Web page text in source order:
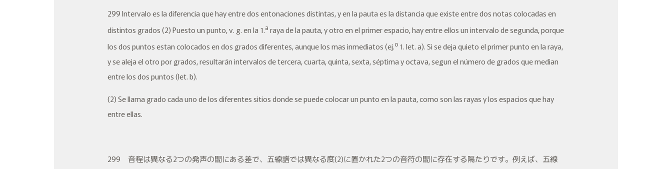
299 Intervalo es la diferencia que hay entre dos entonaciones distintas, y en la pauta es la distancia que existe entre dos notas colocadas en
distintos grados (2) Puesto un punto, v. g. en la 1.a raya de la pauta, y otro en el primer espacio, hay entre ellos un intervalo desegunda, porque
los dos puntos estan colocados en dos grados diferentes, aunque los mas inmediatos (ej.o 1. let. a). Si se deja quieto el primer punto en la raya,
y se aleja el otro porgrados, resultarán intervalos detercera, cuarta, quinta, sexta, séptima y octava, segun el número de grados que median
entre los dos puntos (let. b).
(2) Se llama grado cada uno de los diferentes sitios donde se puede colocar un punto en la pauta, como son las rayas y los espacios que hay
entre ellas.
299 音程は異なる2つの発声の間にある差で、五線譜では異なる度(2)に置かれた2つの音符の間に存在する隔たりです。例えば、五線